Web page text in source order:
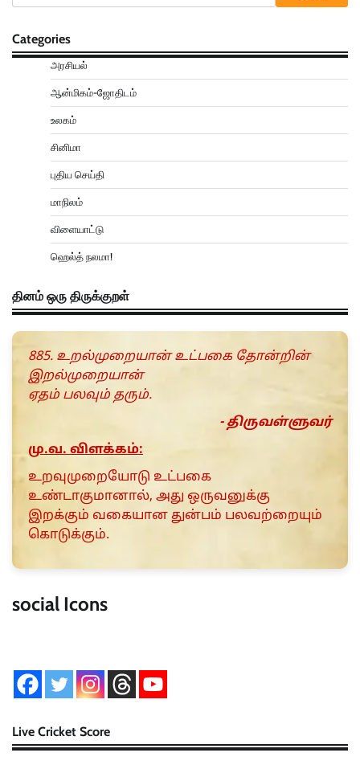
Categories
அரசியல்
ஆன்மிகம்-ஜோதிடம்
உலகம்
சினிமா
புதிய செய்தி
மாநிலம்
விளையாட்டு
ஹெல்த் நலமா!
தினம் ஒரு திருக்குறள்
885. உறல்முறையான் உட்பகை தோன்றின்
இறல்முறையான்
ஏதம் பலவும் தரும்.
- திருவள்ளுவர்
மு.வ. விளக்கம்:
உறவுமுறையோடு உட்பகை
உண்டாகுமானால், அது ஒருவனுக்கு
இறக்கும் வகையான துன்பம் பலவற்றையும்
கொடுக்கும்.
social Icons
Live Cricket Score